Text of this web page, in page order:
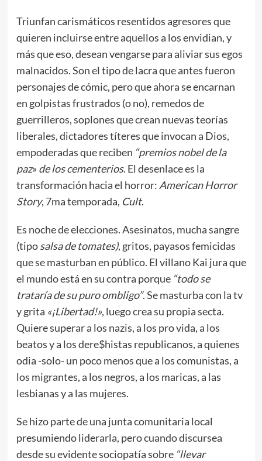
Triunfan carismáticos resentidos agresores que
quieren incluirse entre aquellos a los envidian, y
más que eso, desean vengarse para aliviar sus egos
malnacidos. Son el tipo de lacra que antes fueron
personajes de cómic, pero que ahora se encarnan
en golpistas frustrados (o no), remedos de
guerrilleros, soplones que crean nuevas teorías
liberales, dictadores títeres que invocan a Dios,
empoderadas que reciben “premios nobel de la
paz» de los cementerios. El desenlace es la
transformación hacia el horror: American Horror
Story, 7ma temporada, Cult.
Es noche de elecciones. Asesinatos, mucha sangre
(tiposalsa de tomates), gritos, payasos femicidas
que se masturban en público. El villano Kai jura que
el mundo está en su contra porque “todo se
trataría de su puro ombligo”. Se masturba con la tv
y grita «¡Libertad!», luego crea su propia secta.
Quiere superar a los nazis, a los pro vida, a los
beatos y a los dere$histas republicanos, a quienes
odia -solo- un poco menos que a los comunistas, a
los migrantes, a los negros, a los maricas, a las
lesbianas y a las mujeres.
Se hizo parte de una junta comunitaria local
presumiendo liderarla, pero cuando discursea
desde su evidente sociopatía sobre “llevar